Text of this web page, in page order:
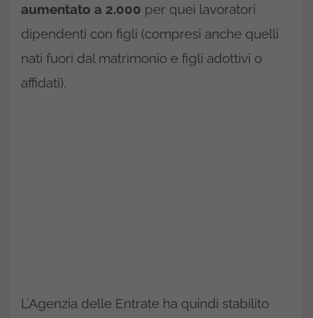
aumentato a 2.000 per quei lavoratori
dipendenti con figli (compresi anche quelli
nati fuori dal matrimonio e figli adottivi o
affidati).
L’Agenzia delle Entrate ha quindi stabilito